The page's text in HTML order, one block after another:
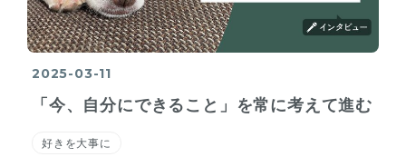
2025-03-11
「今、自分にできること」を常に考えて進む
好きを大事に